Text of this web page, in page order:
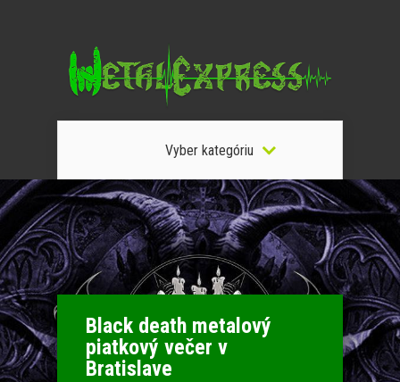
Vyber kategóriu
Black death metalový
piatkový večer v
Bratislave